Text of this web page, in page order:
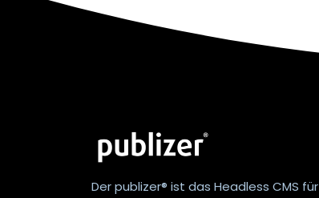
Der publizer® ist das Headless CMS für